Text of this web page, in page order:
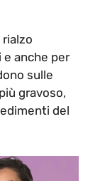
e anche per
sulle
gravoso,
del